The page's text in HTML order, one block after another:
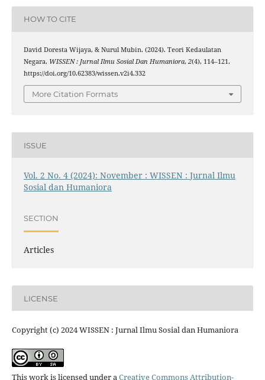
HOW TO CITE
David Doresta Wijaya, & Nurul Mubin. (2024). Teori Kedaulatan
Negara. WISSEN : Jurnal Ilmu Sosial Dan Humaniora, 2(4), 114–121.
https://doi.org/10.62383/wissen.v2i4.332
More Citation Formats
ISSUE
Vol. 2 No. 4 (2024): November : WISSEN : Jurnal Ilmu
Sosial dan Humaniora
SECTION
Articles
LICENSE
Copyright (c) 2024 WISSEN : Jurnal Ilmu Sosial dan Humaniora
This work is licensed under aCreative Commons Attribution-